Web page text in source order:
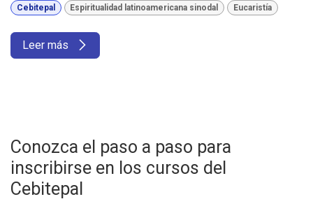
Cebitepal Espiritualidad latinoamericana sinodal Eucaristía
Leer más
Conozca el paso a paso para
inscribirse en los cursos del
Cebitepal